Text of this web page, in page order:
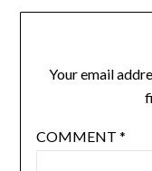
Your email
COMMENT *